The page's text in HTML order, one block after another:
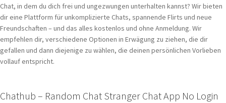
Chat, in dem du dich frei und ungezwungen unterhalten kannst? Wir bieten
dir eine Plattform für unkomplizierte Chats, spannende Flirts und neue
Freundschaften – und das alles kostenlos und ohne Anmeldung. Wir
empfehlen dir, verschiedene Optionen in Erwägung zu ziehen, die dir
gefallen und dann diejenige zu wählen, die deinen persönlichen Vorlieben
vollauf entspricht.
Chathub – Random Chat Stranger Chat App No Login